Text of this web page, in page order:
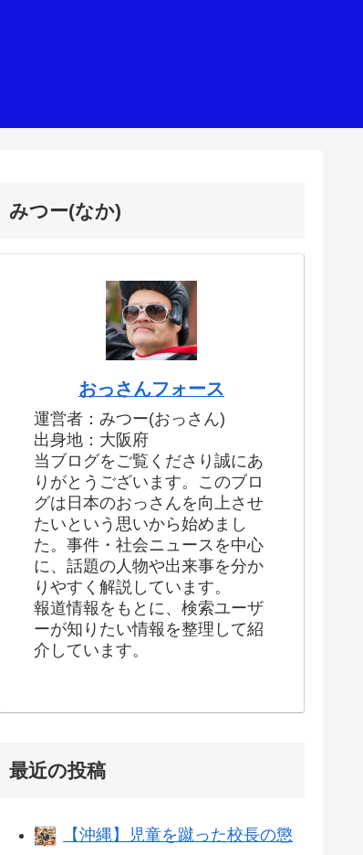
みつー(なか)
おっさんフォース
運営者：みつー(おっさん)
出身地：大阪府
当ブログをご覧くださり誠にあ
りがとうございます。このブロ
グは日本のおっさんを向上させ
たいという思いから始めまし
た。事件・社会ニュースを中心
に、話題の人物や出来事を分か
りやすく解説しています。
報道情報をもとに、検索ユーザ
ーが知りたい情報を整理して紹
介しています。
最近の投稿
【沖縄】児童を蹴った校長の懲